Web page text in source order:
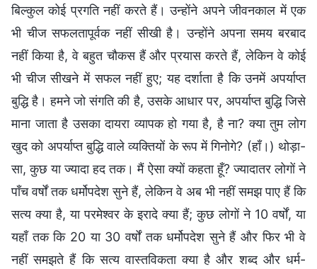
बिल्कुल कोई प्रगति नहीं करते हैं। उन्होंने अपने जीवनकाल में एक
भी चीज सफलतापूर्वक नहीं सीखी है। उन्होंने अपना समय बरबाद
नहीं किया है, वे बहुत चौकस हैं और प्रयास करते हैं, लेकिन वे कोई
भी चीज सीखने में सफल नहीं हुए; यह दर्शाता है कि उनमें अपर्याप्त
बुद्धि है। हमने जो संगति की है, उसके आधार पर, अपर्याप्त बुद्धि जिसे
माना जाता है उसका दायरा व्यापक हो गया है, है ना? क्या तुम लोग
खुद को अपर्याप्त बुद्धि वाले व्यक्तियों के रूप में गिनोगे? (हाँ।) थोड़ा-
सा, कुछ या ज्यादा हद तक। मैं ऐसा क्यों कहता हूँ? ज्यादातर लोगों ने
पाँच वर्षों तक धर्मोपदेश सुने हैं, लेकिन वे अब भी नहीं समझ पाए हैं कि
सत्य क्या है, या परमेश्वर के इरादे क्या हैं; कुछ लोगों ने 10 वर्षों, या
यहाँ तक कि 20 या 30 वर्षों तक धर्मोपदेश सुने हैं और फिर भी वे
नहीं समझते हैं कि सत्य वास्तविकता क्या है और शब्द और धर्म-